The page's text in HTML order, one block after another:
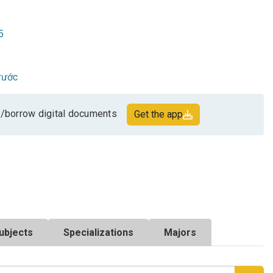
borrow digital documents Get the app
Specializations Majors